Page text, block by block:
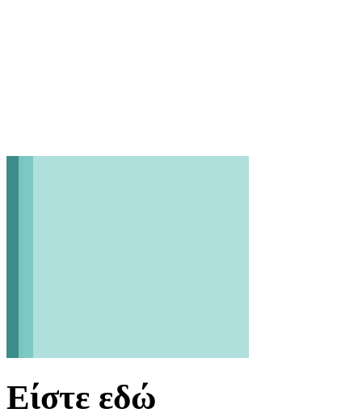
Είστε εδώ